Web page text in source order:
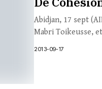
Abidjan, 17 sept
Mabri Toikeusse,
2013-09-17